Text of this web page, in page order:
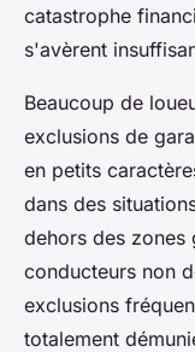
catastrophe
s'avèrent
Beaucoup de
exclusions de
en petits
dans des
dehors des zones
conducteurs non
exclusions
totalement